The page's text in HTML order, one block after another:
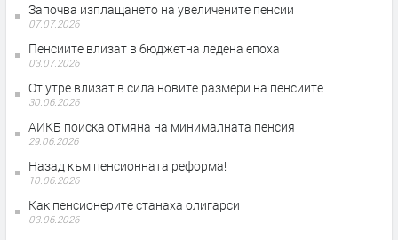
Започва изплащането на увеличените пенсии
07.07.2026
Пенсиите влизат в бюджетна ледена епоха
03.07.2026
От утре влизат в сила новите размери на пенсиите
30.06.2026
АИКБ поиска отмяна на минималната пенсия
29.06.2026
Назад към пенсионната реформа!
10.06.2026
Как пенсионерите станаха олигарси
03.06.2026